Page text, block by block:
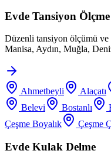
Evde Tansiyon
Düzenli tansiyon ölçümü
Manisa, Aydın, Muğla,
Ahmetbeyli Alaçatı
Belevi
Bostanlı
Çeşme Boyalık
Çeşme
Evde Kulak Delme